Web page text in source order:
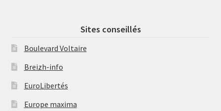
Sites conseillés
Boulevard Voltaire
Breizh-info
EuroLibertés
Europe maxima